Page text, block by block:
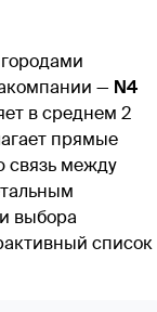
— N4
в среднем 2
прямые
связь между
выбора
список